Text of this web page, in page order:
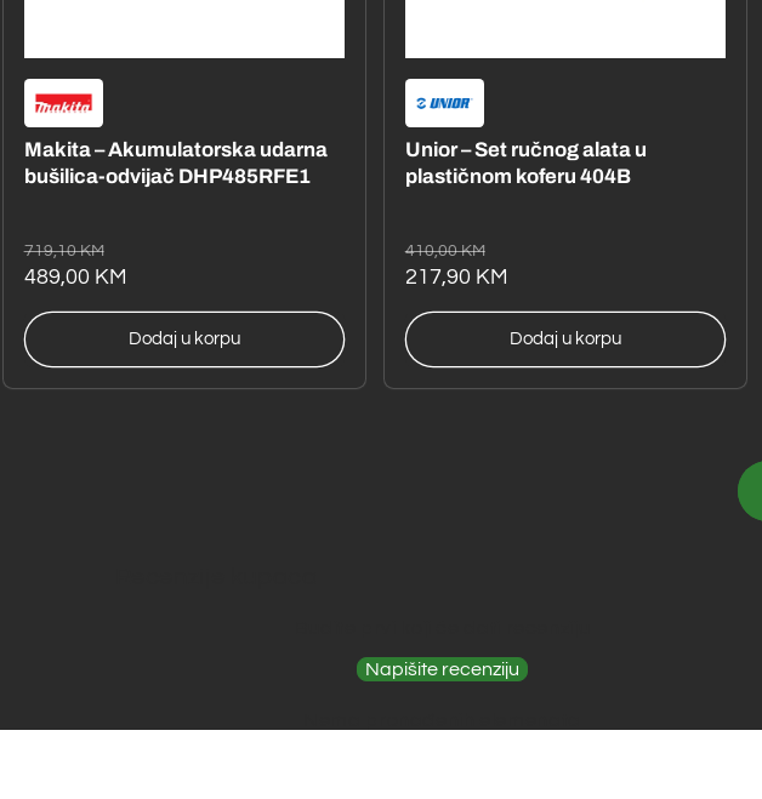
Makita – Akumulatorska udarna
bušilica-odvijač DHP485RFE1
Redovna
cijena
719,10 KM
Akcijska
cijena
489,00 KM
Dodaj u korpu
Unior – Set ručnog alata u
plastičnom koferu 404B
Redovna
cijena
410,00 KM
Akcijska
cijena
217,90 KM
Dodaj u korpu
Napišite recenziju